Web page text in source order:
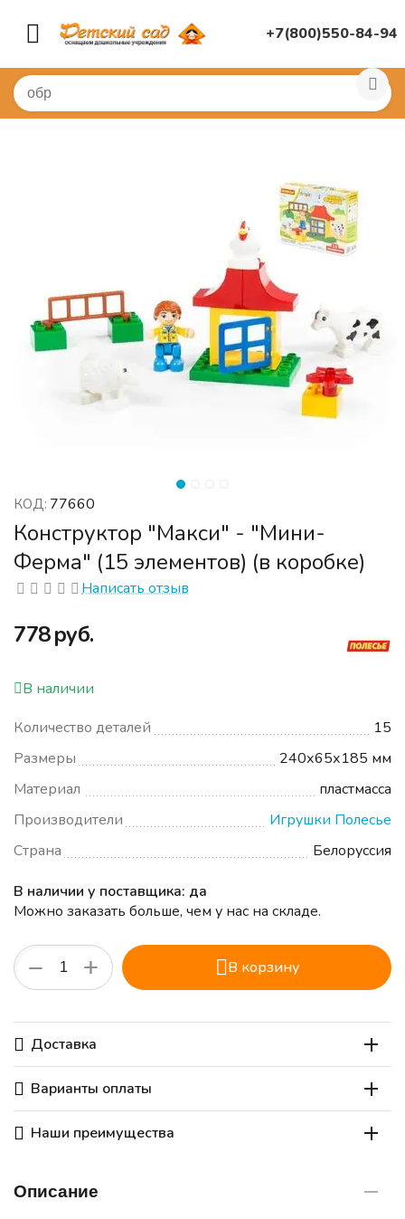
+7(800)550-84-94
Главная
КОД: 77660
Конструктор "Макси" - "Мини-
Ферма" (15 элементов) (в коробке)
Написать отзыв
‍778‍руб.
В наличии
Количество деталей
15
Размеры
240х65х185 мм
Материал
пластмасса
Производители
Игрушки Полесье
Страна
Белоруссия
В наличии у поставщика: да
Можно заказать больше, чем у нас на складе.
+
− В корзину
Доставка
Варианты оплаты
Наши преимущества
Описание